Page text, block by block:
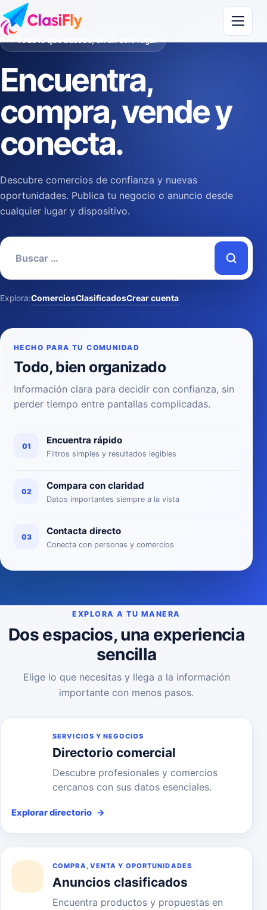
Saltar al contenido
✦ Todo lo que buscas, en un solo lugar
Encuentra,
compra, vende y
conecta.
Descubre comercios de confianza y nuevas
oportunidades. Publica tu negocio o anuncio desde
cualquier lugar y dispositivo.
Explora:ComerciosClasificadosCrear cuenta
HECHO PARA TU COMUNIDAD
Todo, bien organizado
Información clara para decidir con confianza, sin
perder tiempo entre pantallas complicadas.
01 Encuentra rápido
Filtros simples y resultados legibles
02 Compara con claridad
Datos importantes siempre a la vista
03 Contacta directo
Conecta con personas y comercios
EXPLORA A TU MANERA
Dos espacios, una experiencia
sencilla
Elige lo que necesitas y llega a la información
importante con menos pasos.
SERVICIOS Y NEGOCIOS
Directorio comercial
Descubre profesionales y comercios
cercanos con sus datos esenciales.
Explorar directorio →
COMPRA, VENTA Y OPORTUNIDADES
Anuncios clasificados
Encuentra productos y propuestas en